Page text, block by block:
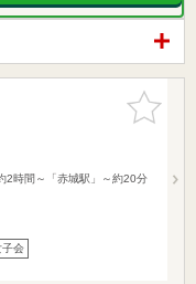
お気に入
りに追加
2時間～「赤城駅」～約20分
子会